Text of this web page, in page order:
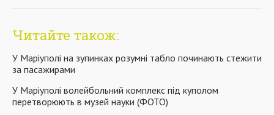
Читайте також:
У Маріуполі на зупинках розумні табло починають стежити
за пасажирами
У Маріуполі волейбольний комплекс під куполом
перетворюють в музей науки (ФОТО)